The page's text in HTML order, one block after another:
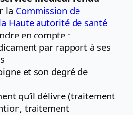
la Commission de
Haute autorité de santé
en compte :
par rapport à ses
et son degré de
qu’il délivre (traitement
traitement